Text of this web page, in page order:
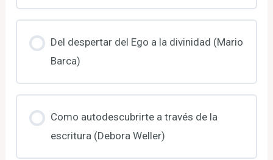
Del despertar del Ego a la divinidad (Mario
Barca)
Como autodescubrirte a través de la
escritura (Debora Weller)